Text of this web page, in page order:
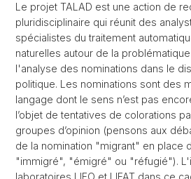
Le projet TALAD est une action de
pluridisciplinaire qui réunit des
spécialistes du traitement
naturelles autour de la
l'analyse des nominations dans le
politique. Les nominations sont des
langage dont le sens n’est pas
l’objet de tentatives de colorations
groupes d’opinion (pensons aux
de la nomination "migrant" en place
"immigré", "émigré" ou "réfugié").
laboratoires LIFO et LIFAT dans ce